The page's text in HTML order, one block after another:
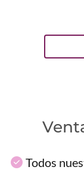
Todos